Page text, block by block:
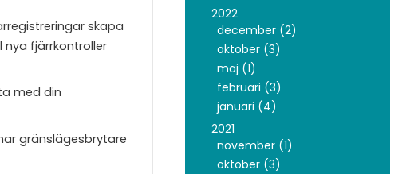
skapa
fjärrkontroller
med din
gränslägesbrytare
2022
december (2)
oktober (3)
maj (1)
februari (3)
januari (4)
2021
november (1)
oktober (3)